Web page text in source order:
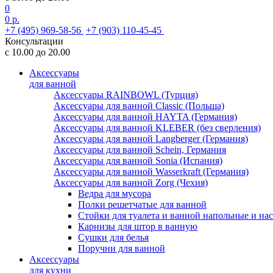
0
0 р.
+7 (495) 969-58-56 +7 (903) 110-45-45
Консультации
с 10.00 до 20.00
Аксессуары
для ванной
Аксессуары RAINBOWL (Турция)
Аксессуары для ванной Classic (Польша)
Аксессуары для ванной HAYTA (Германия)
Аксессуары для ванной KLEBER (без сверления)
Аксессуары для ванной Langberger (Германия)
Аксессуары для ванной Schein, Германия
Аксессуары для ванной Sonia (Испания)
Аксессуары для ванной Wasserkraft (Германия)
Аксессуары для ванной Zorg (Чехия)
Ведра для мусора
Полки решетчатые для ванной
Стойки для туалета и ванной напольные и
Карнизы для штор в ванную
Сушки для белья
Поручни для ванной
Аксессуары
для кухни